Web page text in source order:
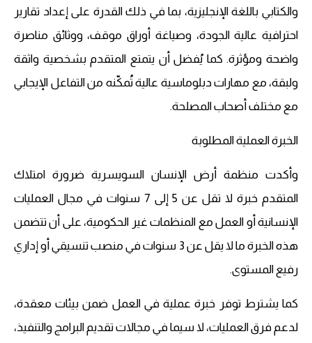
والكتابي باللغة الإنجليزية، بما في ذلك القدرة على إعداد تقارير
احترافية عالية الجودة، وصياغة أوراق موقف، ووثائق مناصرة
واضحة ومؤثرة. كما يُفضل أن يتمتع المتقدم بشخصية واثقة
ولبقة، مع مهارات دبلوماسية عالية تُمكّنه من التفاعل الإيجابي
مع مختلف أصحاب المصلحة.
الخبرة العملية المطلوبة
وأكدت منظمة أرض الإنسان السويسرية ضرورة امتلاك
المتقدم خبرة لا تقل عن 5 إلى 7 سنوات في مجال العمليات
الإنسانية أو العمل مع المنظمات غير الحكومية، على أن تتضمن
هذه الخبرة ما لا يقل عن 3 سنوات في منصب تنسيقي أو إداري
رفيع المستوى.
كما يشترط توفر خبرة عملية في العمل ضمن بيئات معقدة،
لدعم فرق العمليات، لا سيما في مجالات تقديم البرامج والتنفيذ،